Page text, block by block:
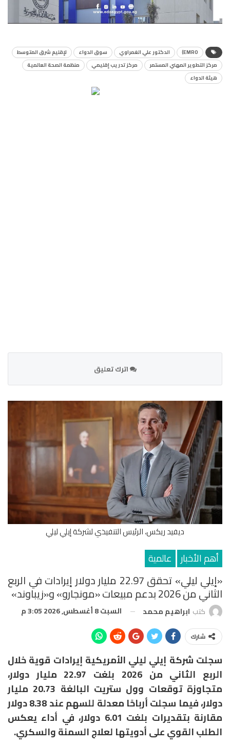
EMRO) الدكتور علي الغمراوي سوق الدواء
لإقليم شرق المتوسط
مركز التطوير المهني المستمر
مركز تدريب إقليمي
منظمة الصحة العالمية
هيئة الدواء
اترك تعليق
ديفيد ريكس، الرئيس التنفيذي لشركة إيلي ليلي
أهم الأخبار عالمية
«إيلي ليلي» تحقق 22.97 مليار دولار إيرادات في الربع
الثاني من 2026 بدعم مبيعات «مونجارو» و«زيباوند»
كتب ابراهيم محمد السبت 8 أغسطس, 2026 3:05 م
شارك
سجلت شركة إيلي ليلي الأمريكية إيرادات قوية خلال
الربع الثاني من 2026 بلغت 22.97 مليار دولار،
متجاوزة توقعات وول ستريت البالغة 20.73 مليار
دولار، فيما سجلت أرباحًا معدلة للسهم عند 8.38 دولار
مقارنة بتقديرات بلغت 6.01 دولار، في أداء يعكس
الطلب القوي على أدويتها لعلاج السمنة والسكري.